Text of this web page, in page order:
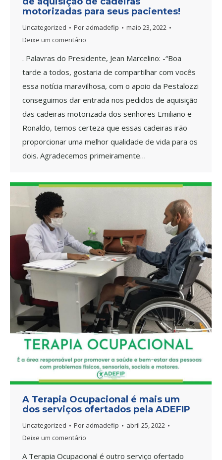
motorizadas para seus pacientes!
Uncategorized Por admadefip
maio 23, 2022
Deixe um comentário
. Palavras do Presidente, Jean Marcelino: -“Boa
tarde a todos, gostaria de compartilhar com vocês
essa notícia maravilhosa, com o apoio da Pestalozzi
conseguimos dar entrada nos pedidos de aquisição
das cadeiras motorizada dos senhores Emiliano e
Ronaldo, temos certeza que essas cadeiras irão
proporcionar uma melhor qualidade de vida para os
dois. Agradecemos primeiramente…
A Terapia Ocupacional é mais um
dos serviços ofertados pela ADEFIP
Uncategorized Por admadefip
abril 25, 2022
Deixe um comentário
A Terapia Ocupacional é outro serviço ofertado